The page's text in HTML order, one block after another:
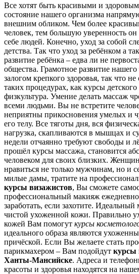
Все хотят быть красивыми и
состояние нашего организма
внешним обликом. Чем более
человек, тем большую уверенность он
себе людей. Конечно, уход за собой
детства. Так что уход за ребёнком а
развитие ребёнка – едва ли не
общества. Грамотное развитие нашего
залогом крепкого здоровья, так что
таких процедурах, как курсы
физкультура. Умение делать массаж
всеми людьми. Вы не встретите
неприятны прикосновения умелых и
его телу. Все тяготы дня, вся
нагрузка, скапливаются в мышцах и
недели отчаянно требуют свободы и
прошёл курсы массажа, становится
человеком для своих близких.
нравиться не только мужчинам, но и
милые дамы, тратите на
курсы визажистов, Вы сможете
профессиональный макияж
заработать, если захотите.
чистой ухоженной кожи. Правильно
кожей Вам помогут курсы
идеального образа являются
причёской. Если Вы желаете стать
парикмахером – Вам подойдут курсы
Ханты-Мансийске. Адреса и
красоты и здоровья находятся на